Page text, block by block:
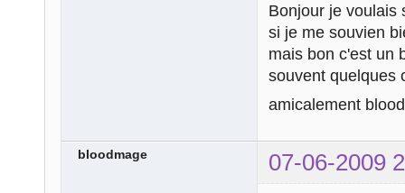
Bonjour je voulais
si je me souvien
mais bon c'est un
souvent quelques
amicalement
bloodmage 07-06-2009